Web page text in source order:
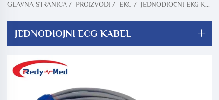
GLAVNA STRANICA / PROIZVODI / EKG / JEDNODIOČNI EKG KABEL
JEDNODIOJNI ECG KABEL